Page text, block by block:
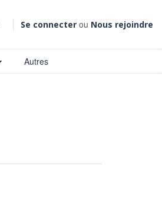
Se connecter ou Nous rejoindre
Autres